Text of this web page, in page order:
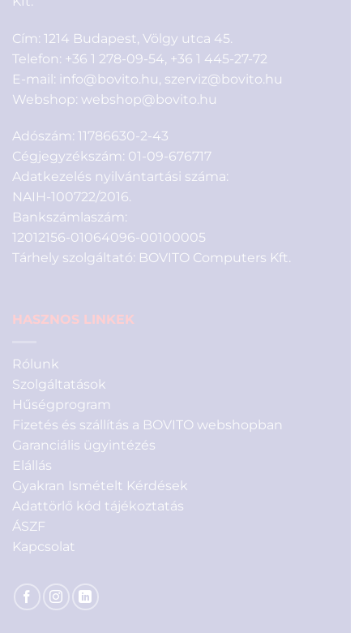
Cím: 1214 Budapest, Völgy utca 45.
Telefon: +36 1 278-09-54 +36 1 445-27-72
E-mail: info@bovito.hu szerviz@bovito.hu
Webshop: webshop@bovito.hu
Adószám: 11786630-2-43
Cégjegyzékszám: 01-09-676717
Adatkezelés nyilvántartási száma:
NAIH-100722/2016.
Bankszámlaszám:
12012156-01064096-00100005
Tárhely szolgáltató: BOVITO Computers Kft.
HASZNOS LINKEK
Rólunk
Szolgáltatások
Hűségprogram
Fizetés és szállítás a BOVITO webshopban
Garanciális ügyintézés
Elállás
Gyakran Ismételt Kérdések
Adattörlő kód tájékoztatás
ÁSZF
Kapcsolat